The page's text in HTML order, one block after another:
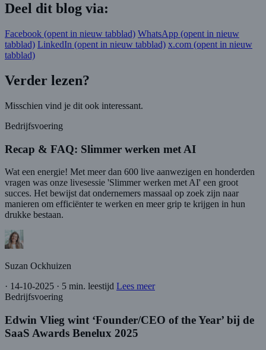
Deel dit blog via:
Facebook (opent in nieuw tabblad) WhatsApp (opent in nieuw
tabblad) LinkedIn (opent in nieuw tabblad) x.com (opent in nieuw
tabblad)
Verder lezen?
Misschien vind je dit ook interessant.
Bedrijfsvoering
Recap & FAQ: Slimmer werken met AI
Wat een energie! Met meer dan 600 live aanwezigen en honderden
vragen was onze livesessie 'Slimmer werken met AI' een groot
succes. Het bewijst dat ondernemers massaal op zoek zijn naar
manieren om efficiënter te werken en meer grip te krijgen in hun
drukke bestaan.
Suzan Ockhuizen
· 14-10-2025 · 5 min. leestijd Lees meer
Bedrijfsvoering
Edwin Vlieg wint ‘Founder/CEO of the Year’ bij de
SaaS Awards Benelux 2025